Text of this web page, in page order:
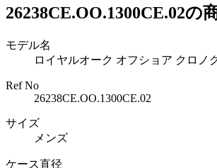
26238CE.OO.1300CE.02の
モデル名
ロイヤルオーク オフショア クロノ
Ref No
26238CE.OO.1300CE.02
サイズ
メンズ
ケース直径